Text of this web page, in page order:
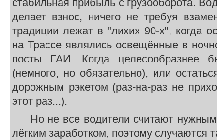
стабильная прибыль с грузооборота.
делает взнос, ничего не требуя
традиции лежат в "лихих 90-х", когда
на Трассе являлись освещённые в
посты ГАИ. Когда целесообразнее
(немного, но обязательно), или
дорожным рэкетом (раз-на-раз не
этот раз...).
Но не все водители считают нужным
лёгким заработком, поэтому случаются